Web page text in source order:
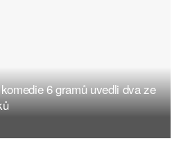
6 gramů uvedli dva ze